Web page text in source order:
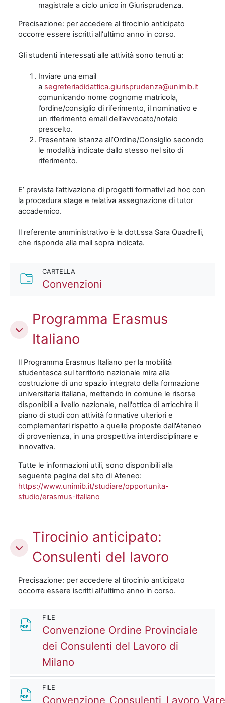
magistrale a ciclo unico in Giurisprudenza.
Precisazione: per accedere al tirocinio anticipato
occorre essere iscritti all'ultimo anno in corso.
Gli studenti interessati alle attività sono tenuti a:
Inviare una email
a segreteriadidattica.giurisprudenza@unimib.it
comunicando nome cognome matricola,
l’ordine/consiglio di riferimento, il nominativo e
un riferimento email dell’avvocato/notaio
prescelto.
Presentare istanza all’Ordine/Consiglio secondo
le modalità indicate dallo stesso nel sito di
riferimento.
E’ prevista l’attivazione di progetti formativi ad hoc con
la procedura stage e relativa assegnazione di tutor
accademico.
Il referente amministrativo è la dott.ssa Sara Quadrelli,
che risponde alla mail sopra indicata.
CARTELLA
Convenzioni
Programma Erasmus
Italiano
Il Programma Erasmus Italiano per la mobilità
studentesca sul territorio nazionale mira alla
costruzione di uno spazio integrato della formazione
universitaria italiana, mettendo in comune le risorse
disponibili a livello nazionale, nell'ottica di arricchire il
piano di studi con attività formative ulteriori e
complementari rispetto a quelle proposte dall'Ateneo
di provenienza, in una prospettiva interdisciplinare e
innovativa.
Tutte le informazioni utili, sono disponibili alla
seguente pagina del sito di Ateneo:
https://www.unimib.it/studiare/opportunita-
studio/erasmus-italiano
Tirocinio anticipato:
Consulenti del lavoro
Precisazione: per accedere al tirocinio anticipato
occorre essere iscritti all'ultimo anno in corso.
FILE
Convenzione Ordine Provinciale
dei Consulenti del Lavoro di
Milano
FILE